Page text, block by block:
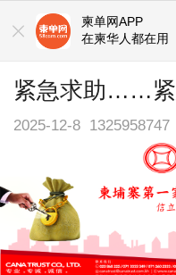
柬单网APP
在柬华人都在用
紧急求助……紧
2025-12-8 1325958747